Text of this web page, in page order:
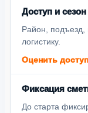
Доступ и сезон
Район, подъезд,
логистику.
Оценить
Фиксация
До старта